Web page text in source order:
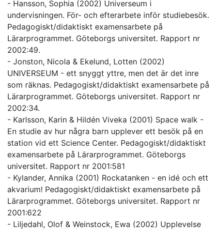
- Hansson, Sophia (2002) Universeum i
undervisningen. För- och efterarbete inför studiebesök.
Pedagogiskt/didaktiskt examensarbete på
Lärarprogrammet. Göteborgs universitet. Rapport nr
2002:49.
- Jonston, Nicola & Ekelund, Lotten (2002)
UNIVERSEUM - ett snyggt yttre, men det är det inre
som räknas. Pedagogiskt/didaktiskt examensarbete på
Lärarprogrammet. Göteborgs universitet. Rapport nr
2002:34.
- Karlsson, Karin & Hildén Viveka (2001) Space walk -
En studie av hur några barn upplever ett besök på en
station vid ett Science Center. Pedagogiskt/didaktiskt
examensarbete på Lärarprogrammet. Göteborgs
universitet. Rapport nr 2001:581
- Kylander, Annika (2001) Rockatanken - en idé och ett
akvarium! Pedagogiskt/didaktiskt examensarbete på
Lärarprogrammet. Göteborgs universitet. Rapport nr
2001:622
- Liljedahl, Olof & Weinstock, Ewa (2002) Upplevelse